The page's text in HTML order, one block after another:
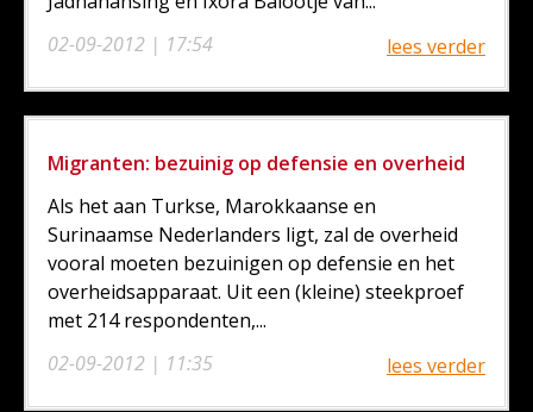
02-09-2012 | 17:54
lees verder
Migranten: bezuinig op defensie en overheid
02-09-2012 | 11:35
Als het aan Turkse, Marokkaanse en
Surinaamse Nederlanders ligt, zal de overheid
vooral moeten bezuinigen op defensie en het
overheidsapparaat. Uit een (kleine) steekproef
met 214 respondenten,...
lees verder